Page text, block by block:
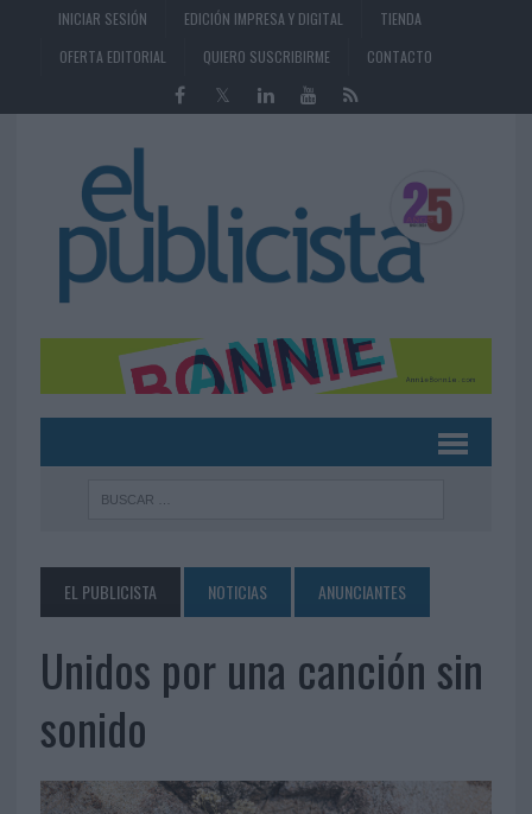
INICIAR SESIÓN EDICIÓN IMPRESA Y DIGITAL
TIENDA
OFERTA EDITORIAL
QUIERO SUSCRIBIRME CONTACTO
EL PUBLICISTA NOTICIAS ANUNCIANTES
Unidos por una canción sin
sonido